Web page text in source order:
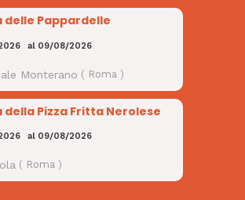
delle Pappardelle
al 09/08/2026
Monterano ( Roma )
della Pizza Fritta Nerolese
al 09/08/2026
( Roma )